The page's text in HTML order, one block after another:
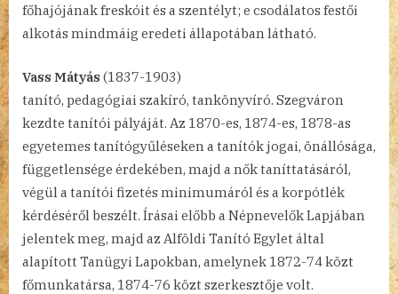
főhajójának freskóit és a szentélyt; e csodálatos festői
alkotás mindmáig eredeti állapotában látható.
Vass Mátyás (1837-1903)
tanító, pedagógiai szakíró, tankönyvíró. Szegváron
kezdte tanítói pályáját. Az 1870-es, 1874-es, 1878-as
egyetemes tanítógyűléseken a tanítók jogai, önállósága,
függetlensége érdekében, majd a nők taníttatásáról,
végül a tanítói fizetés minimumáról és a korpótlék
kérdéséről beszélt. Írásai előbb a Népnevelők Lapjában
jelentek meg, majd az Alföldi Tanító Egylet által
alapított Tanügyi Lapokban, amelynek 1872-74 közt
főmunkatársa, 1874-76 közt szerkesztője volt.